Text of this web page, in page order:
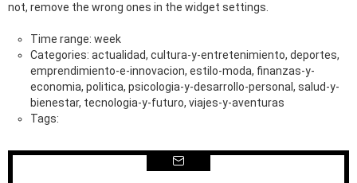
not, remove the wrong ones in the widget settings.
Time range: week
Categories: actualidad, cultura-y-entretenimiento, deportes,
emprendimiento-e-innovacion, estilo-moda, finanzas-y-
economia, politica, psicologia-y-desarrollo-personal, salud-y-
bienestar, tecnologia-y-futuro, viajes-y-aventuras
Tags: